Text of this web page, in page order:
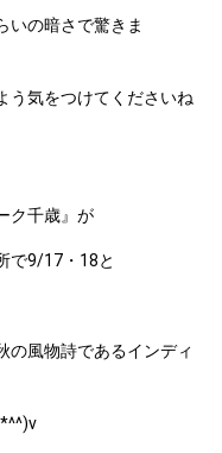
いの暗さで驚きま
う気をつけてくださいね
ク千歳』が
で9/17・18と
の風物詩であるインディ